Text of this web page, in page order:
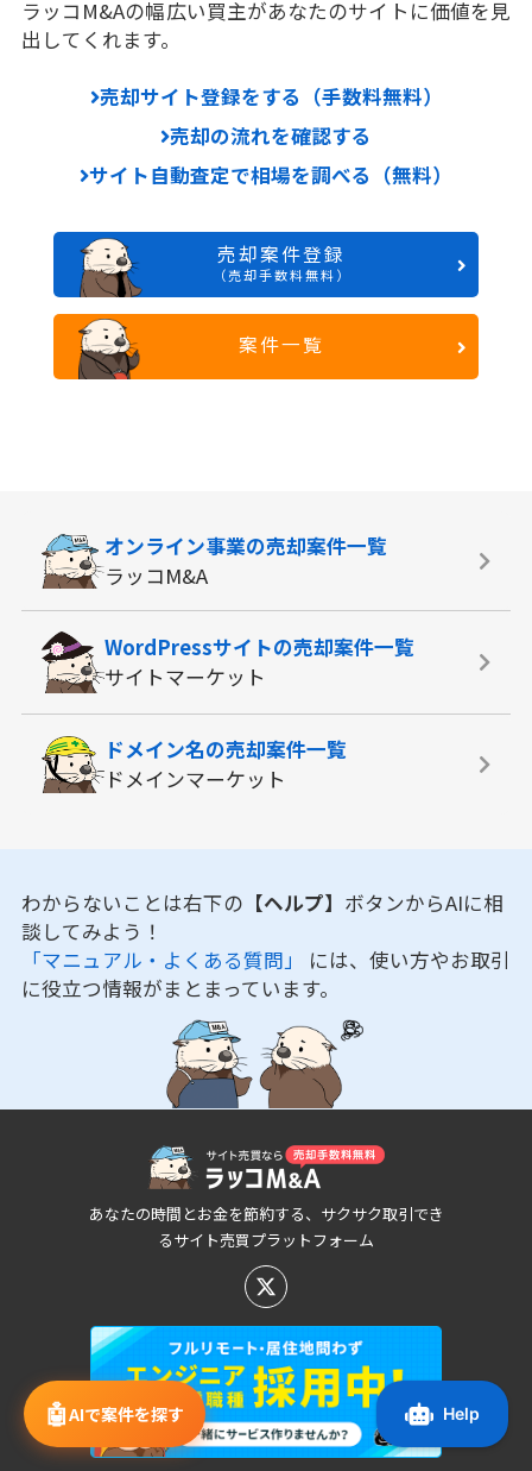
ラッコM&Aの幅広い買主があなたのサイトに価値を見
出してくれます。
売却サイト登録をする（手数料無料）
売却の流れを確認する
サイト自動査定で相場を調べる（無料）
売却案件登録
（売却手数料無料）
案件一覧
🤖AIで案件を探す
オンライン事業の売却案件一覧
ラッコM&A
WordPressサイトの売却案件一覧
サイトマーケット
ドメイン名の売却案件一覧
ドメインマーケット
わからないことは右下の 【ヘルプ】 ボタンからAIに相
談してみよう！
「マニュアル・よくある質問」 には、使い方やお取引
に役立つ情報がまとまっています。
あなたの時間とお金を節約する、サクサク取引でき
るサイト売買プラットフォーム